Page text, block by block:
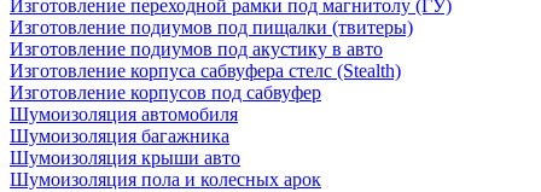
Изготовление переходной рамки под магнитолу (ГУ)
Изготовление подиумов под пищалки (твитеры)
Изготовление подиумов под акустику в авто
Изготовление корпуса сабвуфера стелс (Stealth)
Изготовление корпусов под сабвуфер
Шумоизоляция автомобиля
Шумоизоляция багажника
Шумоизоляция крыши авто
Шумоизоляция пола и колесных арок